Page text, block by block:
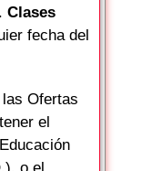
Clases
fecha del
Ofertas
el
o el